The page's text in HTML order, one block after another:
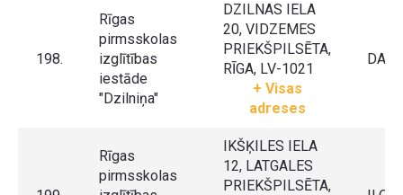
198.
Rīgas
pirmsskolas
izglītības
iestāde
"Dzilniņa"
DZILNAS IELA
20, VIDZEMES
PRIEKŠPILSĒTA,
RĪGA, LV-1021
+ Visas
adreses
Rīgas
pirmsskolas
IKŠĶILES IELA
12, LATGALES
PRIEKŠPILSĒTA,